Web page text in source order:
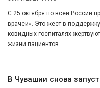
С 25 октября по всей России
врачей». Это жест в
ковидных госпиталях
жизни пациентов.
В Чувашии снова